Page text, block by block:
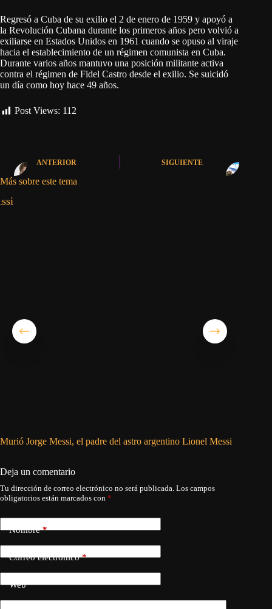
Regresó a Cuba de su exilio el 2 de enero de 1959 y apoyó a
la Revolución Cubana durante los primeros años pero volvió a
exiliarse en Estados Unidos en 1961 cuando se opuso al viraje
hacia el establecimiento de un régimen comunista en Cuba.
Durante varios años mantuvo una posición militante activa
contra el régimen de Fidel Castro desde el exilio. Se suicidó
un día como hoy hace 49 años.
Post Views: 112
ANTERIOR SIGUIENTE
Más sobre este tema
Murió Jorge Messi, el padre del astro argentino Lionel Messi
Deja un comentario
Tu dirección de correo electrónico no será publicada. Los campos
obligatorios están marcados con *
Nombre*
Correo electrónico*
Web